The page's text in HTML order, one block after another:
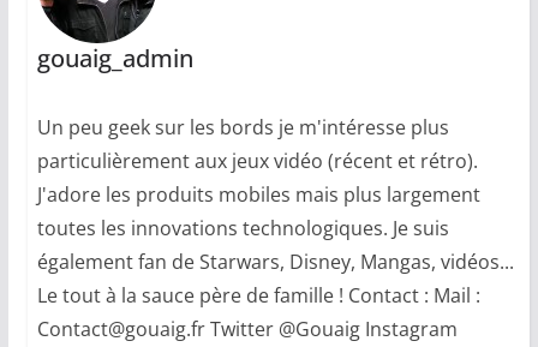
gouaig_admin
Un peu geek sur les bords je m'intéresse plus
particulièrement aux jeux vidéo (récent et rétro).
J'adore les produits mobiles mais plus largement
toutes les innovations technologiques. Je suis
également fan de Starwars, Disney, Mangas, vidéos...
Le tout à la sauce père de famille ! Contact : Mail :
Contact@gouaig.fr Twitter @Gouaig Instagram